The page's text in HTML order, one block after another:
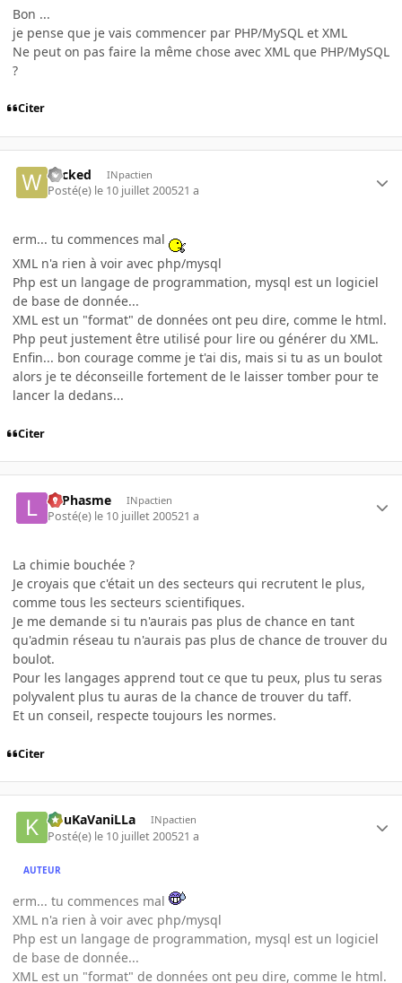
Bon ...
je pense que je vais commencer par PHP/MySQL et XML
Ne peut on pas faire la même chose avec XML que PHP/MySQL
?
Citer
wicked INpactien
Posté(e) le 10 juillet 200521 a
erm... tu commences mal
XML n'a rien à voir avec php/mysql
Php est un langage de programmation, mysql est un logiciel
de base de donnée...
XML est un "format" de données ont peu dire, comme le html.
Php peut justement être utilisé pour lire ou générer du XML.
Enfin... bon courage comme je t'ai dis, mais si tu as un boulot
alors je te déconseille fortement de le laisser tomber pour te
lancer la dedans...
Citer
LePhasme INpactien
Posté(e) le 10 juillet 200521 a
La chimie bouchée ?
Je croyais que c'était un des secteurs qui recrutent le plus,
comme tous les secteurs scientifiques.
Je me demande si tu n'aurais pas plus de chance en tant
qu'admin réseau tu n'aurais pas plus de chance de trouver du
boulot.
Pour les langages apprend tout ce que tu peux, plus tu seras
polyvalent plus tu auras de la chance de trouver du taff.
Et un conseil, respecte toujours les normes.
Citer
KouKaVaniLLa INpactien
Posté(e) le 10 juillet 200521 a
AUTEUR
erm... tu commences mal
XML n'a rien à voir avec php/mysql
Php est un langage de programmation, mysql est un logiciel
de base de donnée...
XML est un "format" de données ont peu dire, comme le html.